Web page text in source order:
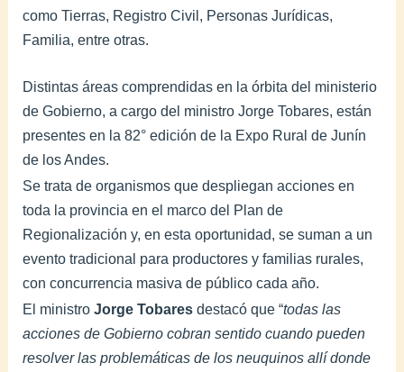
como Tierras, Registro Civil, Personas Jurídicas,
Familia, entre otras.
Distintas áreas comprendidas en la órbita del ministerio
de Gobierno, a cargo del ministro Jorge Tobares, están
presentes en la 82° edición de la Expo Rural de Junín
de los Andes.
Se trata de organismos que despliegan acciones en
toda la provincia en el marco del Plan de
Regionalización y, en esta oportunidad, se suman a un
evento tradicional para productores y familias rurales,
con concurrencia masiva de público cada año.
El ministroJorge Tobares destacó que “todas las
acciones de Gobierno cobran sentido cuando pueden
resolver las problemáticas de los neuquinos allí donde